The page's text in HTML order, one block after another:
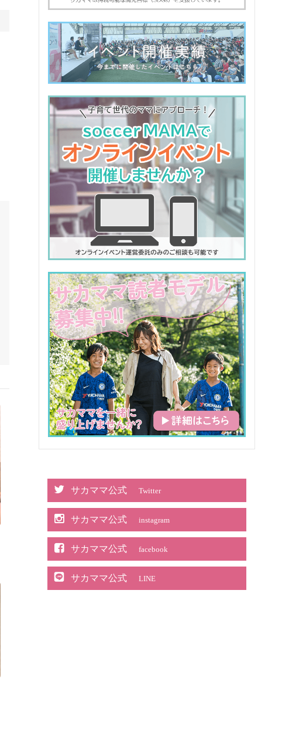
サカママ公式 Twitter
サカママ公式 instagram
サカママ公式 facebook
サカママ公式 LINE